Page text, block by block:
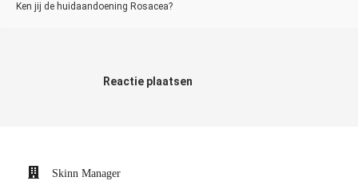
Ken jij de huidaandoening Rosacea?
Reactie plaatsen
Skinn Manager